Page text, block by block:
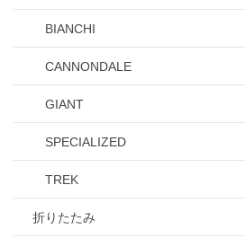
BIANCHI
CANNONDALE
GIANT
SPECIALIZED
TREK
折りたたみ